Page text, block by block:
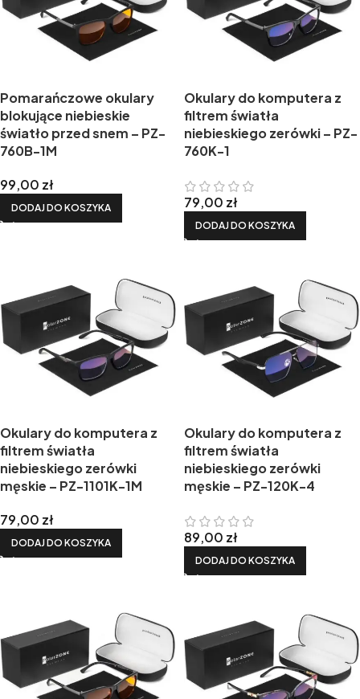
Pomarańczowe okulary
blokujące niebieskie
światło przed snem – PZ-
760B-1M
99,00 zł
DODAJ DO KOSZYKA
Okulary do komputera z
filtrem światła
niebieskiego zerówki – PZ-
760K-1
79,00 zł
DODAJ DO KOSZYKA
Okulary do komputera z
filtrem światła
niebieskiego zerówki
męskie – PZ-1101K-1M
79,00 zł
DODAJ DO KOSZYKA
Okulary do komputera z
filtrem światła
niebieskiego zerówki
męskie – PZ-120K-4
89,00 zł
DODAJ DO KOSZYKA